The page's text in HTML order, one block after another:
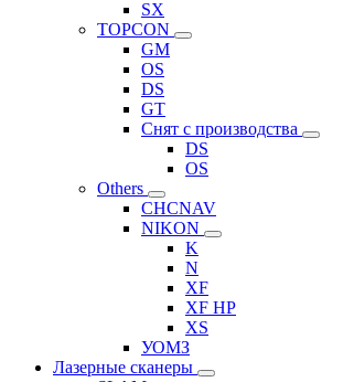
SX
TOPCON
GM
OS
DS
GT
Снят с производства
DS
OS
Others
CHCNAV
NIKON
K
N
XF
XF HP
XS
УОМЗ
Лазерные сканеры